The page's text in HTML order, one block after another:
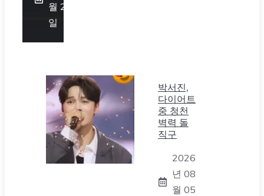
월 25
일
박서진,
다이어트
중 청천
벽력 돌
직구
2026
년 08
월 05